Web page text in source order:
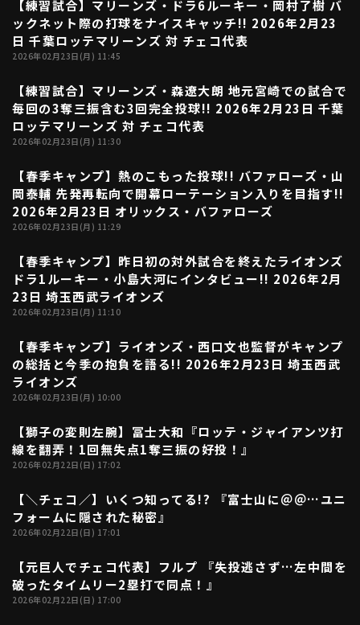
00:27
【練習試合】マリーンズ・ドラ6ルーキー・岡村了樹 バ
ックネット際の打球をナイスキャッチ!! 2026年2月23
日 千葉ロッテマリーンズ 対 チェコ代表
2026年02月23日(月) 11:45
00:26
【練習試合】マリーンズ・森遼大朗 地元宮崎での試合で
毎回の3奪三振含む3回完全投球!! 2026年2月23日 千葉
ロッテマリーンズ 対 チェコ代表
2026年02月23日(月) 11:30
04:34
【春季キャンプ】熱のこもった投球!! バファローズ・山
岡泰輔 先発再転向で開幕ローテーション入りを目指す!!
2026年2月23日 オリックス・バファローズ
2026年02月23日(月) 11:29
05:50
【春季キャンプ】昨日初の対外試合を終えたライオンズ
ドラ1ルーキー・小島大河にインタビュー!! 2026年2月
23日 埼玉西武ライオンズ
2026年02月23日(月) 11:10
05:52
【春季キャンプ】ライオンズ・西口文也監督がキャンプ
の総括と今季の抱負を語る!! 2026年2月23日 埼玉西武
ライオンズ
2026年02月23日(月) 10:00
01:41
【獅子の変則左腕】冨士大和『ロッテ・ジャイアンツ打
線を翻弄！1回無失点1奪三振の好投！』
2026年02月22日(日) 17:02
01:33
【＼チェコ／】いくつ知ってる!? 『富士山に＠＠…ユニ
フォームに隠された秘密』
2026年02月22日(日) 17:01
01:17
【元巨人でチェコ代表】フルプ 『失投逃さず…左中間を
破ったタイムリー2塁打で同点！』
2026年02月22日(日) 17:00